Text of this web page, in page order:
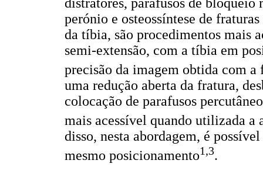
perónio e osteossíntese de
da tíbia, são procedimentos mais
semi-extensão, com a tíbia em
precisão da imagem obtida com a
uma redução aberta da fratura,
colocação de parafusos
mais acessível quando utilizada a
disso, nesta abordagem, é
mesmo posicionamento1,3.